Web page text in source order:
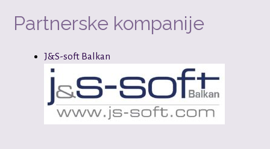
Partnerske kompanije
J&S-soft Balkan